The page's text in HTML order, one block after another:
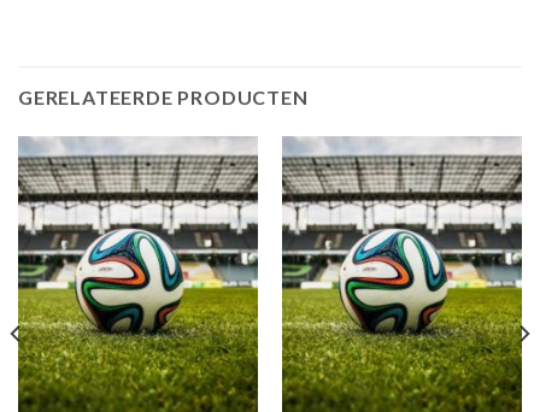
GERELATEERDE PRODUCTEN